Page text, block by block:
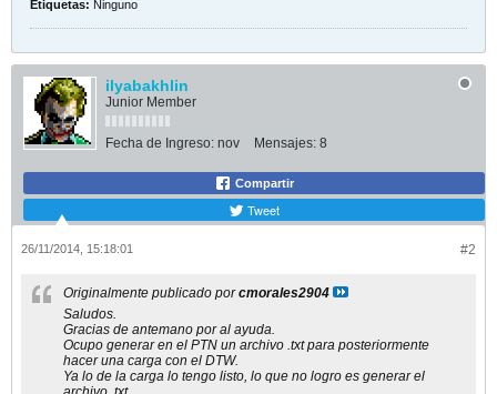
Etiquetas: Ninguno
ilyabakhlin
Junior Member
Fecha de Ingreso: nov Mensajes: 8
Compartir
Tweet
#2
26/11/2014, 15:18:01
Originalmente publicado porcmorales2904
Saludos.
Gracias de antemano por al ayuda.
Ocupo generar en el PTN un archivo .txt para posteriormente
hacer una carga con el DTW.
Ya lo de la carga lo tengo listo, lo que no logro es generar el